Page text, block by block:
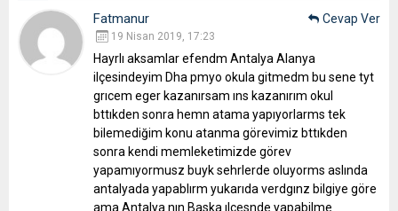
Fatmanur
19 Nisan 2019, 17:23
Hayrlı aksamlar efendm Antalya Alanya
ilçesindeyim Dha pmyo okula gitmedm bu sene tyt
grıcem eger kazanırsam ıns kazanırım okul
bttıkden sonra hemn atama yapıyorlarms tek
bilemediğim konu atanma görevimiz bttıkden
sonra kendi memleketimizde görev
yapamıyormusz buyk sehrlerde oluyorms aslında
antalyada yapablırm yukarıda verdgınz bilgiye göre
ama Antalya nın Baska ılcesnde yapabilme
Cevap Ver